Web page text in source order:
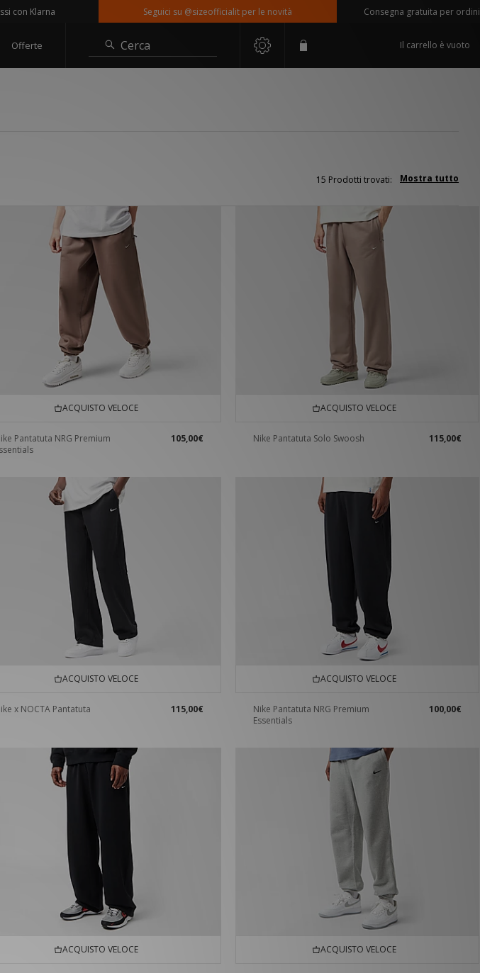
Klarna Seguici su @sizeofficialit per le novità Consegna gratuita per ordini
Offerte Cerca Il carrello è vuoto
Mostra tutto
15 Prodotti trovati:
ACQUISTO VELOCE
Pantatuta NRG Premium
105,00€
ACQUISTO VELOCE
Nike Pantatuta Solo Swoosh 115,00€
ACQUISTO VELOCE
x NOCTA Pantatuta 115,00€
ACQUISTO VELOCE
Nike Pantatuta NRG Premium
Essentials
100,00€
ACQUISTO VELOCE ACQUISTO VELOCE